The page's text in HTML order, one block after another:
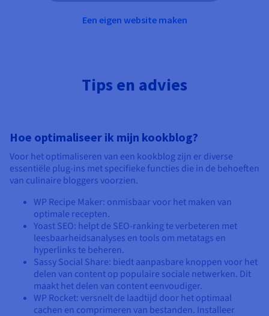
Een eigen website maken
Tips en advies
Hoe optimaliseer ik mijn kookblog?
Voor het optimaliseren van een kookblog zijn er diverse
essentiële plug-ins met specifieke functies die in de behoeften
van culinaire bloggers voorzien.
WP Recipe Maker: onmisbaar voor het maken van
optimale recepten.
Yoast SEO: helpt de SEO-ranking te verbeteren met
leesbaarheidsanalyses en tools om metatags en
hyperlinks te beheren.
Sassy Social Share: biedt aanpasbare knoppen voor het
delen van content op populaire sociale netwerken. Dit
maakt het delen van content eenvoudiger.
WP Rocket: versnelt de laadtijd door het optimaal
cachen en comprimeren van bestanden. Installeer